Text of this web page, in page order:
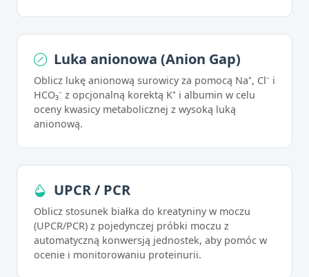
Luka anionowa (Anion Gap)
Oblicz lukę anionową surowicy za pomocą Na⁺, Cl⁻ i
HCO₃⁻ z opcjonalną korektą K⁺ i albumin w celu
oceny kwasicy metabolicznej z wysoką luką
anionową.
UPCR / PCR
Oblicz stosunek białka do kreatyniny w moczu
(UPCR/PCR) z pojedynczej próbki moczu z
automatyczną konwersją jednostek, aby pomóc w
ocenie i monitorowaniu proteinurii.